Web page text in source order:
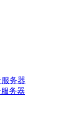
服务器
务器